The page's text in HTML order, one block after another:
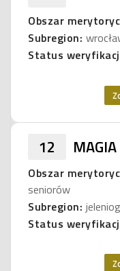
Obszar
Subregion:
Status
12
Obszar
seniorów
Subregion:
Status